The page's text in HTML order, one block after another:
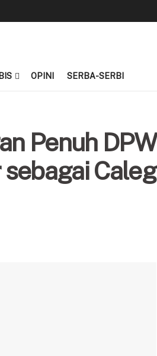
OPINI SERBA-SERBI
Penuh DPW
Caleg